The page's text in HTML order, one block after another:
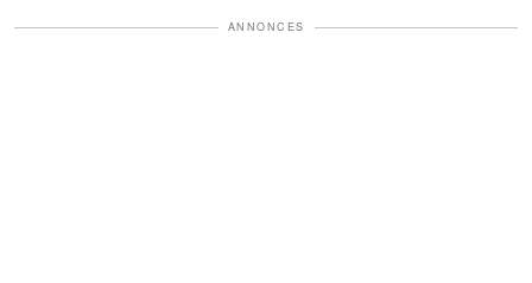
ANNONCES